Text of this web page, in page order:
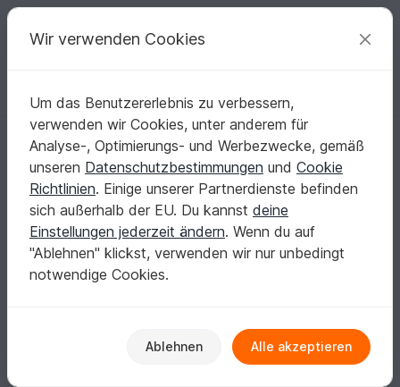
Deine kreativen Ideen
Deutsch | € (EUR) einloggen Kostenlos registrieren
Startseite Nähen Damen Leggins
Leggings nähen: Saubere Stretch-Nähte,
Bund-Optionen & Passform-Feinschliff
Wenn du Wert auf präzise Passform legst, zählen
Dehnungsgrad, Maßtabelle und die richtige Nahttechnik.
Mehr anzeigen
Unterwäsche &
Wir verwenden Cookies
Um das Benutzererlebnis zu verbessern,
verwenden wir Cookies, unter anderem für
Analyse-, Optimierungs- und Werbezwecke, gemäß
unseren Datenschutzbestimmungen und Cookie
Richtlinien. Einige unserer Partnerdienste befinden
sich außerhalb der EU. Du kannst deine
Einstellungen jederzeit ändern. Wenn du auf
"Ablehnen" klickst, verwenden wir nur unbedingt
notwendige Cookies.
Ablehnen Alle akzeptieren